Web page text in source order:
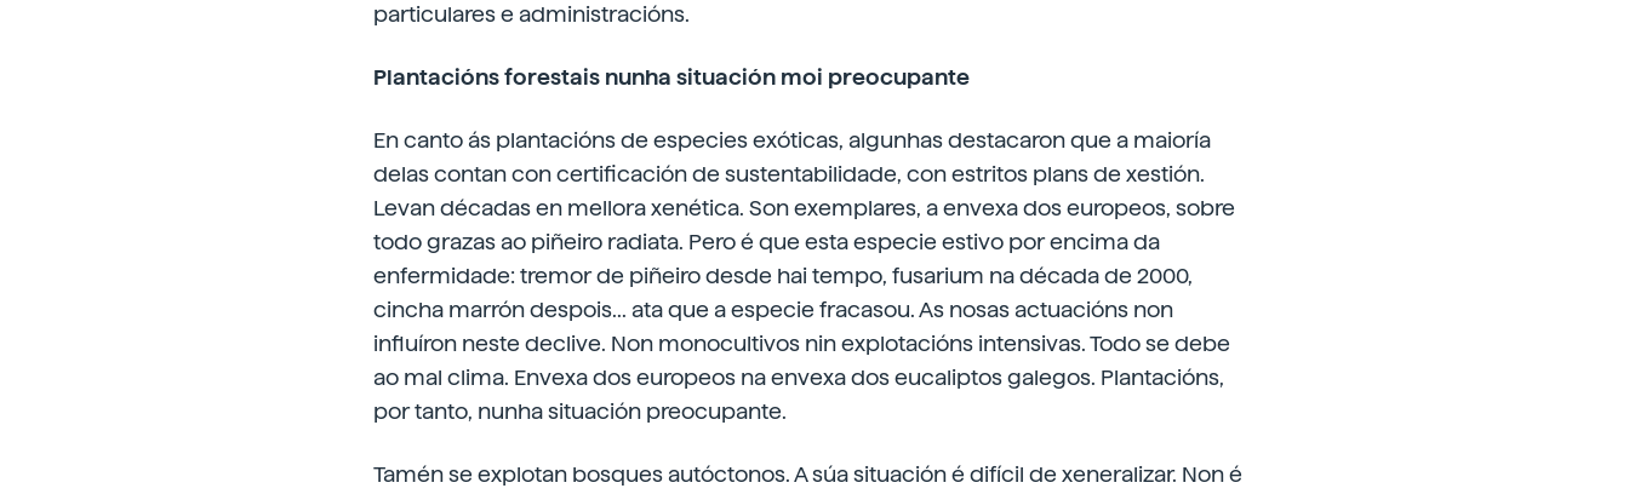
particulares e administracións.
Plantacións forestais nunha situación moi preocupante
En canto ás plantacións de especies exóticas, algunhas destacaron que a maioría
delas contan con certificación de sustentabilidade, con estritos plans de xestión.
Levan décadas en mellora xenética. Son exemplares, a envexa dos europeos, sobre
todo grazas ao piñeiro radiata. Pero é que esta especie estivo por encima da
enfermidade: tremor de piñeiro desde hai tempo, fusarium na década de 2000,
cincha marrón despois... ata que a especie fracasou. As nosas actuacións non
influíron neste declive. Non monocultivos nin explotacións intensivas. Todo se debe
ao mal clima. Envexa dos europeos na envexa dos eucaliptos galegos. Plantacións,
por tanto, nunha situación preocupante.
Tamén se explotan bosques autóctonos. A súa situación é difícil de xeneralizar. Non é